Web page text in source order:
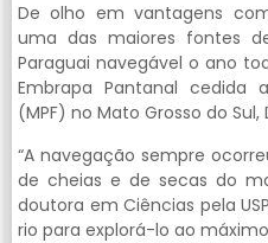
De olho em vantagens
uma das maiores fontes
Paraguai navegável o ano
Embrapa Pantanal cedida
(MPF) no Mato Grosso do Sul,
“A navegação sempre
de cheias e de secas do
doutora em Ciências pela
rio para explorá-lo ao